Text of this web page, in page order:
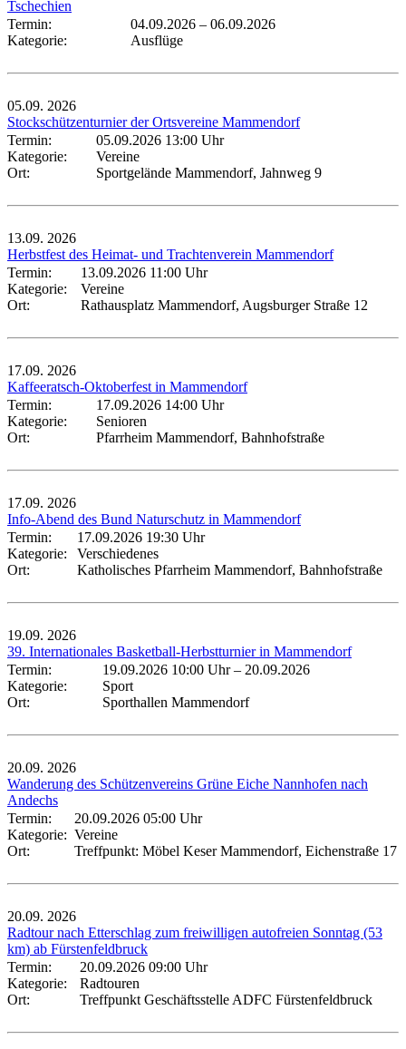
Tschechien
Termin:
04.09.2026 – 06.09.2026
Kategorie:
Ausflüge
05.09. 2026
Stockschützenturnier der Ortsvereine Mammendorf
Termin:
05.09.2026 13:00 Uhr
Kategorie:
Vereine
Ort:
Sportgelände Mammendorf, Jahnweg 9
13.09. 2026
Herbstfest des Heimat- und Trachtenverein Mammendorf
Termin:
13.09.2026 11:00 Uhr
Kategorie:
Vereine
Ort:
Rathausplatz Mammendorf, Augsburger Straße 12
17.09. 2026
Kaffeeratsch-Oktoberfest in Mammendorf
Termin:
17.09.2026 14:00 Uhr
Kategorie:
Senioren
Ort:
Pfarrheim Mammendorf, Bahnhofstraße
17.09. 2026
Info-Abend des Bund Naturschutz in Mammendorf
Termin:
17.09.2026 19:30 Uhr
Kategorie:
Verschiedenes
Ort:
Katholisches Pfarrheim Mammendorf, Bahnhofstraße
19.09. 2026
39. Internationales Basketball-Herbstturnier in Mammendorf
Termin:
19.09.2026 10:00 Uhr– 20.09.2026
Kategorie:
Sport
Ort:
Sporthallen Mammendorf
20.09. 2026
Wanderung des Schützenvereins Grüne Eiche Nannhofen nach
Andechs
Termin:
20.09.2026 05:00 Uhr
Kategorie: Vereine
Ort:
Treffpunkt: Möbel Keser Mammendorf, Eichenstraße 17
20.09. 2026
Radtour nach Etterschlag zum freiwilligen autofreien Sonntag (53
km) ab Fürstenfeldbruck
Termin:
20.09.2026 09:00 Uhr
Kategorie:
Radtouren
Ort:
Treffpunkt Geschäftsstelle ADFC Fürstenfeldbruck